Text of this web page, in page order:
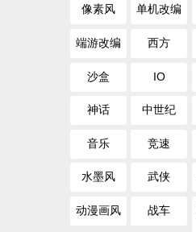
像素风 单机改编
端游改编 西方
沙盒 IO
神话 中世纪
音乐 竞速
水墨风 武侠
动漫画风 战车